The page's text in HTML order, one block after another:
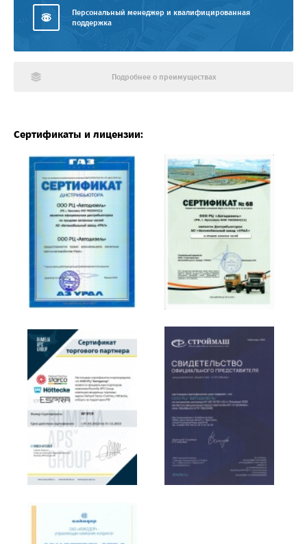
Персональный менеджер и квалифицированная
поддержка
Подробнее о преимуществах
Сертификаты и лицензии: